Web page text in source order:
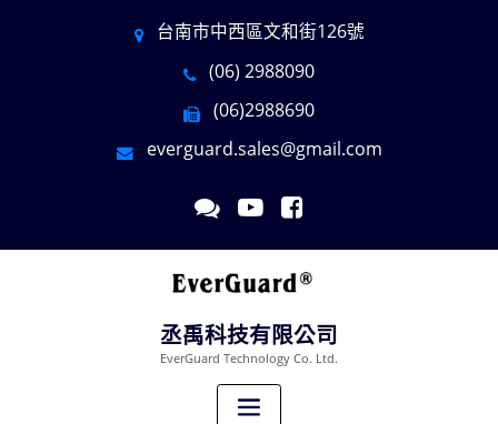
台南市中西區文和街126號
(06) 2988090
(06)2988690
everguard.sales@gmail.com
丞禹科技有限公司
EverGuard Technology Co. Ltd.